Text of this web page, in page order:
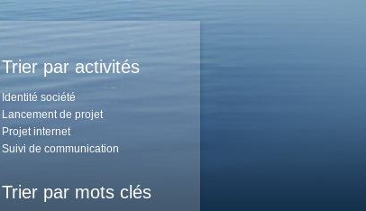
Trier par activités
Identité société
Lancement de projet
Projet internet
Suivi de communication
Trier par mots clés